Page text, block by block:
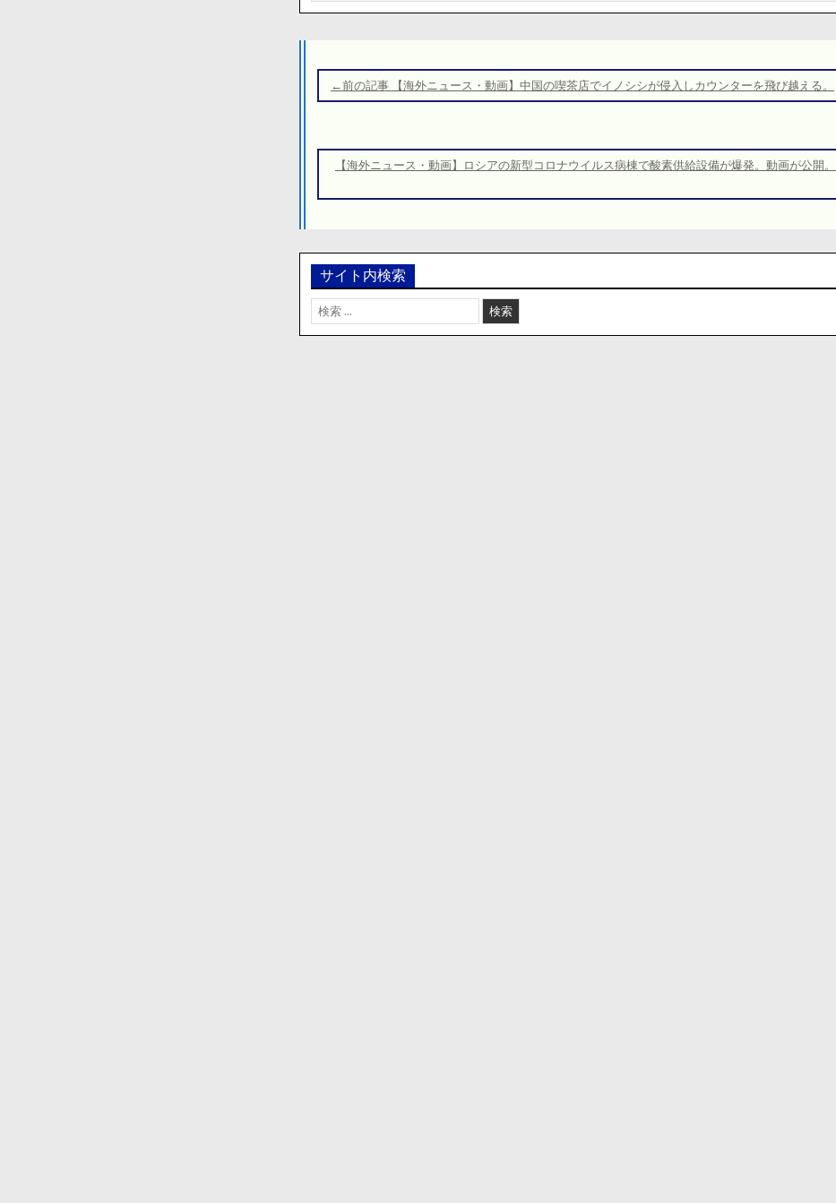
稿
ナ
ゲ
シ
ン
←前の記事 【海外ニュース・動画】中国の喫茶店でイノシシが侵入しカウンターを飛び越える。
【海外ニュース・動画】ロシアの新型コロナウイルス病棟で酸素供給設備が爆発。動画が公開
サイト内検索
検
索: